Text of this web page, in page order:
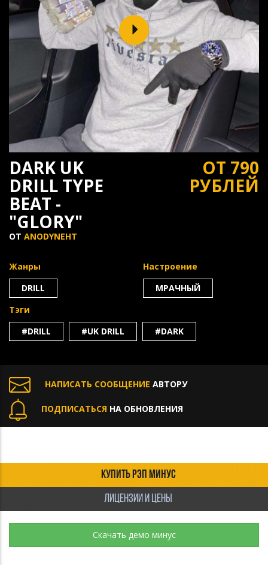
DARK UK
DRILL TYPE
BEAT -
"GLORY"
ОТ ANODYNEHT
ОТ 790
РУБЛЕЙ
Жанры
DRILL
Настроение
МРАЧНЫЙ
Тэги
#DRILL
#UK DRILL #DARK
НАПИСАТЬ СООБЩЕНИЕ АВТОРУ
ПОДПИСАТЬСЯ НА ОБНОВЛЕНИЯ
КУПИТЬ РЭП МИНУС
ЛИЦЕНЗИИ И ЦЕНЫ
Скачать демо минус